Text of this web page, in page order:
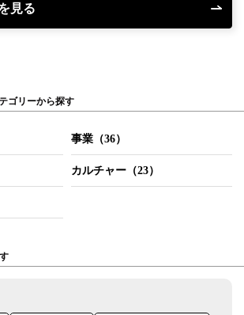
見る
ゴリーから探す
事業（36）
カルチャー（23）